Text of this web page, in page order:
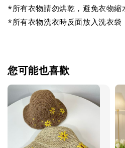
*所有衣物請勿烘乾，避免衣物縮
*所有衣物洗衣時反面放入洗衣袋
您可能也喜歡